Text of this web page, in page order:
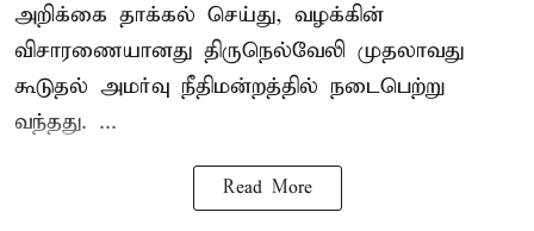
அறிக்கை தாக்கல் செய்து, வழக்கின்
விசாரணையானது திருநெல்வேலி முதலாவது
கூடுதல் அமர்வு நீதிமன்றத்தில் நடைபெற்று
வந்தது. ...
Read More